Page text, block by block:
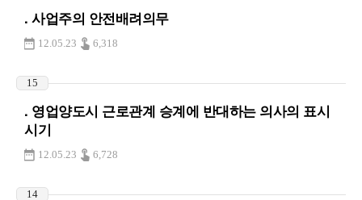
. 사업주의 안전배려의무
12.05.23 6,318
15
. 영업양도시 근로관계 승계에 반대하는 의사의 표시
시기
12.05.23 6,728
14